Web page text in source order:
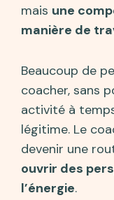
mais une
manière de
Beaucoup de
coacher, sans
activité à
légitime. Le
devenir une
ouvrir des
l’énergie.